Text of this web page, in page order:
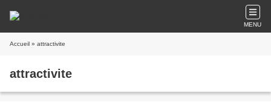
MENU
Accueil » attractivite
attractivite